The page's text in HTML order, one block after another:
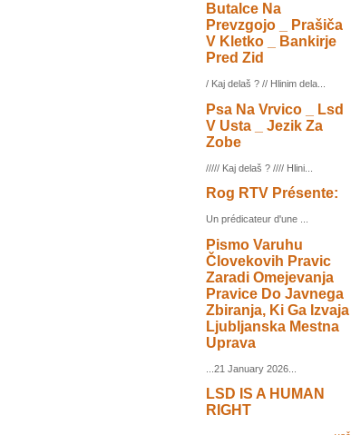
Butalce Na
Prevzgojo _ Prašiča
V Kletko _ Bankirje
Pred Zid
/ Kaj delaš ? // Hlinim dela...
Psa Na Vrvico _ Lsd
V Usta _ Jezik Za
Zobe
///// Kaj delaš ? //// Hlini...
Rog RTV Présente:
Un prédicateur d'une ...
Pismo Varuhu
Človekovih Pravic
Zaradi Omejevanja
Pravice Do Javnega
Zbiranja, Ki Ga Izvaja
Ljubljanska Mestna
Uprava
...21 January 2026...
LSD IS A HUMAN
RIGHT